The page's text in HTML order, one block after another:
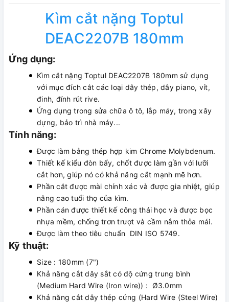
Kìm cắt nặng Toptul
DEAC2207B 180mm
Ứng dụng:
Kìm cắt nặng Toptul DEAC2207B 180mm sử dụng
với mục đích cắt các loại dây thép, dây piano, vít,
đinh, đính rút rive.
Ứng dụng trong sửa chữa ô tô, lắp máy, trong xây
dựng, bảo trì nhà máy...
Tính năng:
Được làm bằng thép hợp kim Chrome Molybdenum.
Thiết kế kiểu đòn bẩy, chốt được làm gần với lưỡi
cắt hơn, giúp nó có khả năng cắt mạnh mẽ hơn.
Phần cắt được mài chính xác và được gia nhiệt, giúp
nâng cao tuổi thọ của kìm.
Phần cán được thiết kế công thái học và được bọc
nhựa mềm, chống trơn trượt và cầm nắm thỏa mái.
Được làm theo tiêu chuẩn DIN ISO 5749.
Kỹ thuật:
Size : 180mm (7")
Khả năng cắt dây sắt có độ cứng trung bình
(Medium Hard Wire (Iron wire)) : Ø3.0mm
Khả năng cắt dây thép cứng (Hard Wire (Steel Wire)